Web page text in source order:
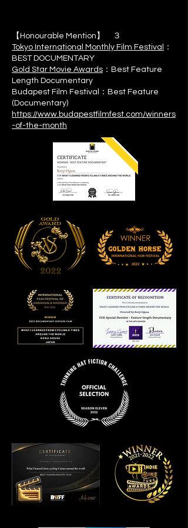
【Honourable Mention】 ３
Tokyo International Monthly Film Festival
：
BEST DOCUMENTARY
Gold Star Movie Awards ：Best Feature
Length Documentary
Budapest Film Festival：Best Feature
(Documentary)
https://www.budapestfilmfest.com/winners
-of-the-month